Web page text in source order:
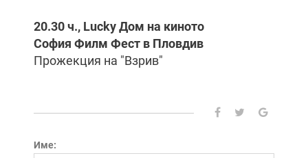
20.30 ч., Lucky Дом на киното
София Филм Фест в Пловдив
Прожекция на "Взрив"
Име: